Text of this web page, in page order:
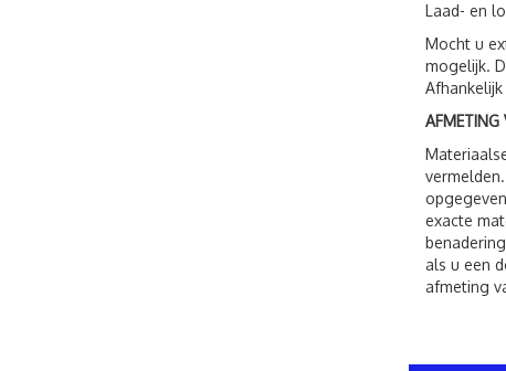
Laad- en
Mocht u
mogelijk.
AFMETING
exacte
als u een
afmeting